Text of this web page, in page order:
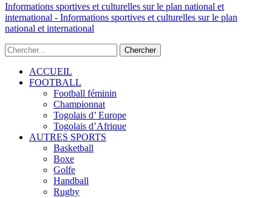
Informations sportives et culturelles sur le plan national et
international - Informations sportives et culturelles sur le plan
national et international
ACCUEIL
FOOTBALL
Football féminin
Championnat
Togolais d’ Europe
Togolais d’Afrique
AUTRES SPORTS
Basketball
Boxe
Golfe
Handball
Rugby